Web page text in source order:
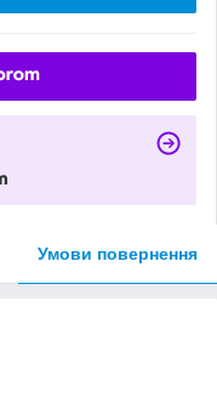
Умови повернення